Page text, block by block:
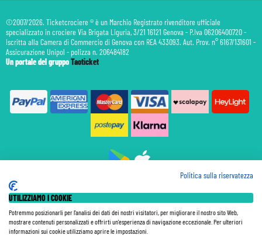
©2007/2026. Ticketcrociere ® è un Marchio Registrato rivenditore ufficiale
specializzato in crociere Via Brigata Liguria, 3/21 16121 Genova - P.Iva 06206400720 -
Iscritta alla Camera di Commercio di Genova con REA 433093. Aut. Prov. n° 6167/131601 -
Assicurazione Unipol - polizza n. 206484182
Un portale del gruppoTaoticket
Assicurazione
Le Tariffe pubblicate si intendono per persona (p.p.) con Tasse e Diritti Portuali inclusi. Le quote di
Politica sulla riservatezza
UTILIZZIAMO I COOKIE
Potremmo posizionarli per l'analisi dei dati dei nostri visitatori, per migliorare il nostro sito Web,
mostrare contenuti personalizzati e offrirti un'esperienza di navigazione eccezionale. Per ulteriori
informazioni sui cookie utilizziamo aprire le impostazioni.